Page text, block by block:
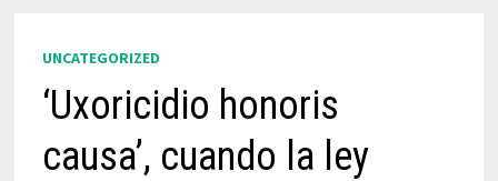
UNCATEGORIZED
‘Uxoricidio honoris
causa’, cuando la ley